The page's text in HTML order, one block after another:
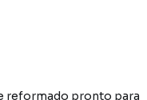
reformado pronto para